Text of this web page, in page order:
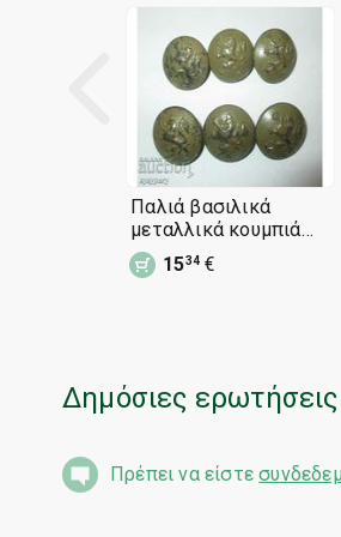
Παλιά βασιλικά
μεταλλικά κουμπιά
από στρατιωτική
στολή
1534 €
Δημόσιες ερωτήσεις
Πρέπει να είστε